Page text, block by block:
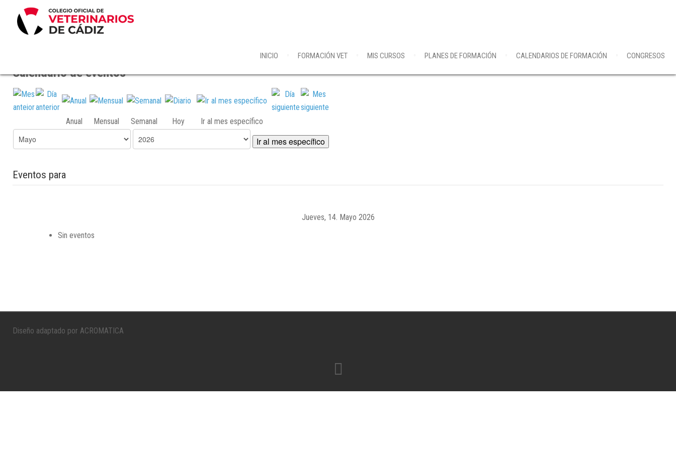
INICIO FORMACIÓN VET MIS CURSOS PLANES DE FORMACIÓN CALENDARIOS DE FORMACIÓN CONGRESOS
Calendario de eventos
Anual Mensual Semanal Hoy Ir al mes específico
Ir al mes específico
Eventos para
Jueves, 14. Mayo 2026
Sin eventos
Diseño adaptado por ACROMATICA